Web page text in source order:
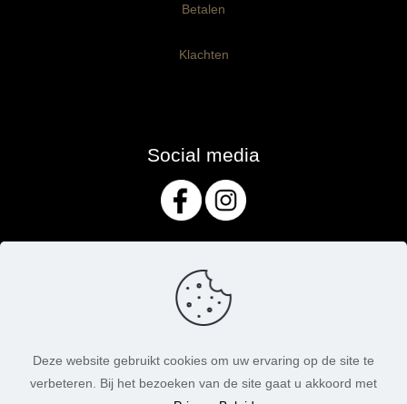
Betalen
Klachten
Social media
Deze website gebruikt cookies om uw ervaring op de site te
verbeteren. Bij het bezoeken van de site gaat u akkoord met